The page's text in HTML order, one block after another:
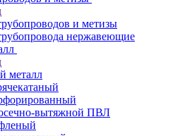
и метизы
нержавеющие
металл
вытяжной ПВЛ